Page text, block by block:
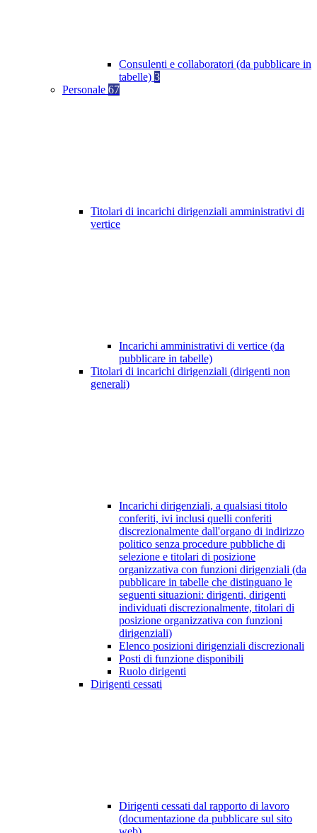
Consulenti e collaboratori (da pubblicare in
tabelle) 3
Personale 67
Titolari di incarichi dirigenziali amministrativi di
vertice
Incarichi amministrativi di vertice (da
pubblicare in tabelle)
Titolari di incarichi dirigenziali (dirigenti non
generali)
Incarichi dirigenziali, a qualsiasi titolo
conferiti, ivi inclusi quelli conferiti
discrezionalmente dall'organo di indirizzo
politico senza procedure pubbliche di
selezione e titolari di posizione
organizzativa con funzioni dirigenziali (da
pubblicare in tabelle che distinguano le
seguenti situazioni: dirigenti, dirigenti
individuati discrezionalmente, titolari di
posizione organizzativa con funzioni
dirigenziali)
Elenco posizioni dirigenziali discrezionali
Posti di funzione disponibili
Ruolo dirigenti
Dirigenti cessati
Dirigenti cessati dal rapporto di lavoro
(documentazione da pubblicare sul sito